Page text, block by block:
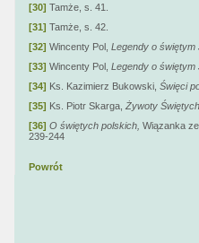
[30] Tamże, s. 41.
[31] Tamże, s. 42.
[32] Wincenty Pol, Legendy o
[33] Wincenty Pol, Legendy o
[34] Ks. Kazimierz Bukowski, Święci
[35] Ks. Piotr Skarga, Żywoty
[36] O świętych polskich, Wiązanka
239-244
Powrót